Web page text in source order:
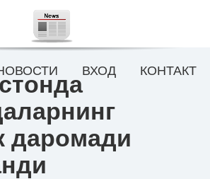
даромади
ВХОД КОНТАКТ